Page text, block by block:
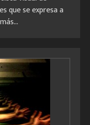
que se expresa a